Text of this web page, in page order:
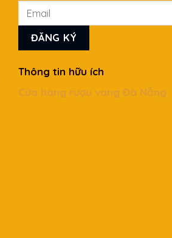
Thông tin hữu ích
Cửa hàng rượu vang Đà Nẵng